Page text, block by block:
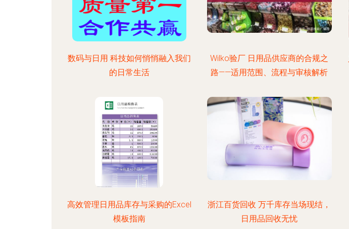
数码与日用 科技如何悄悄融入我们
的日常生活
Wilko验厂 日用品供应商的合规之
路——适用范围、流程与审核解析
高效管理日用品库存与采购的Excel
模板指南
浙江百货回收 万千库存当场现结，
日用品回收无忧